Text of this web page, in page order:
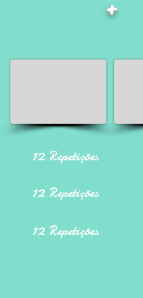
+
12 Repetições
12 Repetições
12 Repetições